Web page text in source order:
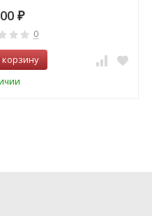
₽
0
корзину